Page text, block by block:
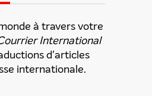
à travers votre
International
d'articles
internationale.